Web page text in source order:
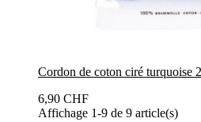
Cordon de coton ciré turquoise
6,90 CHF
Affichage 1-9 de 9 article(s)